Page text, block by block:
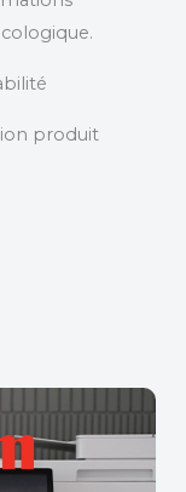
produit